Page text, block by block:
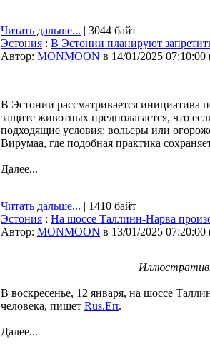
Читать дальше... | 3044 байт
Эстония : В Эстонии планируют
Автор: MONMOON в 14/01/2025 07:10:00
В Эстонии рассматривается инициатива
защите животных предполагается, что
подходящие условия: вольеры или
Вирумаа, где подобная практика
Далее...
Читать дальше... | 1410 байт
Эстония : На шоссе Таллинн-Нарва
Автор: MONMOON в 13/01/2025 07:20:00
В воскресенье, 12 января, на шоссе
человека, пишет Rus.Err.
Далее...